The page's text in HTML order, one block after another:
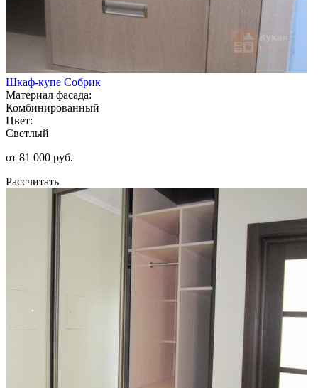
Шкаф-купе Собрик
Материал фасада:
Комбинированный
Цвет:
Светлый
от 81 000 руб.
Рассчитать